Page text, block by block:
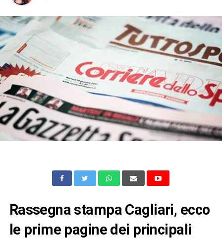
Rassegna stampa Cagliari, ecco
le prime pagine dei principali